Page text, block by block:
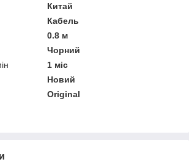
Китай
Кабель
0.8 м
Чорний
1 міс
Новий
Original